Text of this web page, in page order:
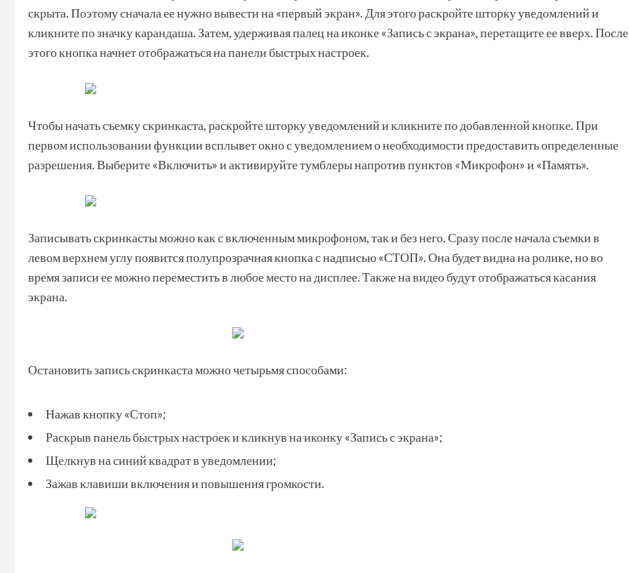
скрыта. Поэтому сначала ее нужно вывести на «первый экран». Для этого раскройте шторку уведомлений и
кликните по значку карандаша. Затем, удерживая палец на иконке «Запись с экрана», перетащите ее вверх. После
этого кнопка начнет отображаться на панели быстрых настроек.
Чтобы начать съемку скринкаста, раскройте шторку уведомлений и кликните по добавленной кнопке. При
первом использовании функции всплывет окно с уведомлением о необходимости предоставить определенные
разрешения. Выберите «Включить» и активируйте тумблеры напротив пунктов «Микрофон» и «Память».
Записывать скринкасты можно как с включенным микрофоном, так и без него. Сразу после начала съемки в
левом верхнем углу появится полупрозрачная кнопка с надписью «СТОП». Она будет видна на ролике, но во
время записи ее можно переместить в любое место на дисплее. Также на видео будут отображаться касания
экрана.
Остановить запись скринкаста можно четырьмя способами:
Нажав кнопку «Стоп»;
Раскрыв панель быстрых настроек и кликнув на иконку «Запись с экрана»;
Щелкнув на синий квадрат в уведомлении;
Зажав клавиши включения и повышения громкости.